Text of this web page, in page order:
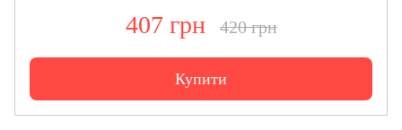
407 грн 420 грн
Купити